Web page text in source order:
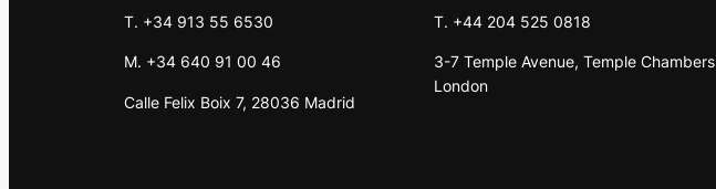
T. +34 913 55 6530
M. +34 640 91 00 46
Calle Felix Boix 7, 28036 Madrid
T. +44 204 525 0818
3-7 Temple Avenue, Temple Chambers
London